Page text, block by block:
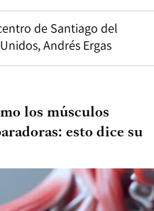
de Santiago del
Andrés Ergas
los músculos
esto dice su